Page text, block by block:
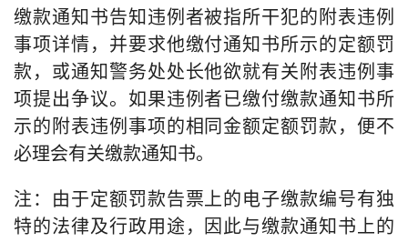
缴款通知书告知违例者被指所干犯的附表违例
事项详情，并要求他缴付通知书所示的定额罚
款，或通知警务处处长他欲就有关附表违例事
项提出争议。如果违例者已缴付缴款通知书所
示的附表违例事项的相同金额定额罚款，便不
必理会有关缴款通知书。
注：由于定额罚款告票上的电子缴款编号有独
特的法律及行政用途，因此与缴款通知书上的